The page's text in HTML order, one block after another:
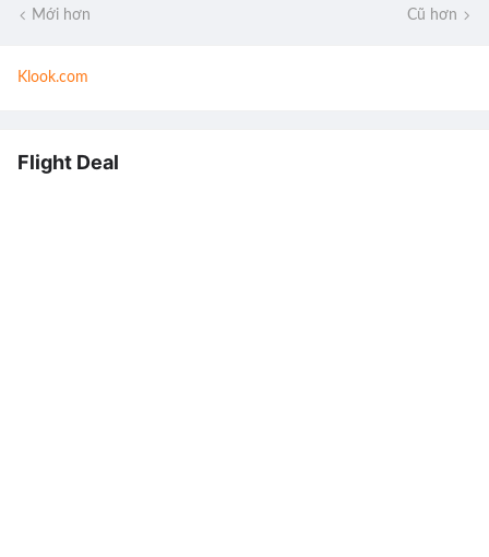
Mới hơn Cũ hơn
Klook.com
Flight Deal